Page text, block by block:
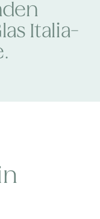
Italia-